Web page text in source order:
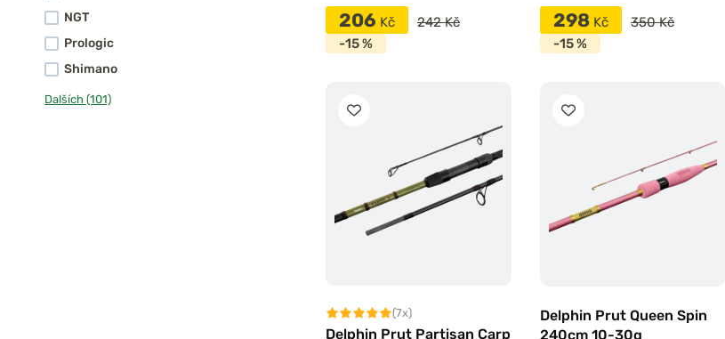
NGT
Prologic
Shimano
Dalších (101)
206 Kč
242 Kč
-15 %
298 Kč
350 Kč
-15 %
(7x)
Delphin Prut Partisan Carp
Delphin Prut Queen Spin
240cm 10-30g